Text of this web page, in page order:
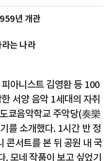
년 개관
는 나라
아니스트 김영환 등 100
서양 음악 1세대의 자취
쿄음악학교 주악당(奏樂
를 소개했다. 1시간 반 정
콘서트를 본 뒤 공원 내 국
. 모네 작품이 보고 싶었기